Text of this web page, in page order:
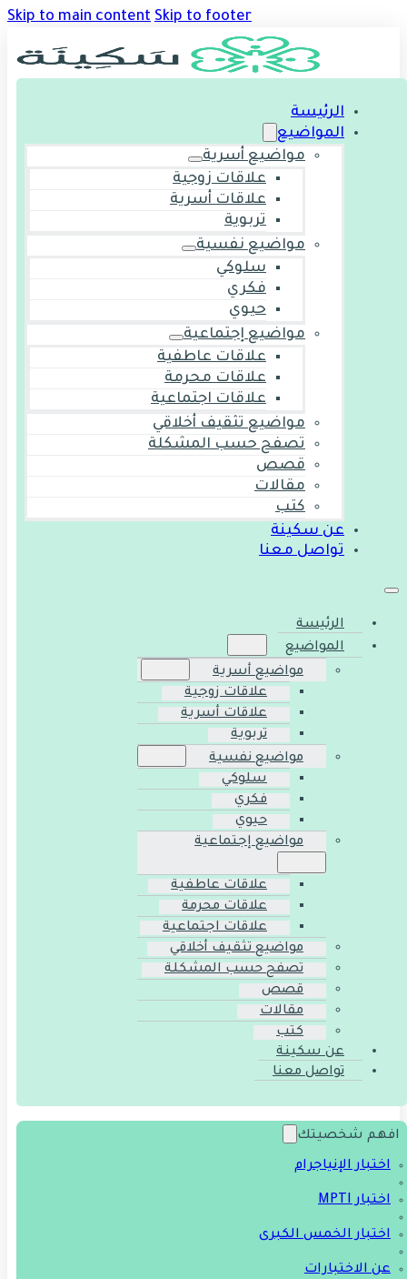
Skip to main content Skip to footer
الرئيسة
المواضيع
مواضيع أسرية
علاقات زوجية
علاقات أسرية
تربوية
مواضيع نفسية
سلوكي
فكري
حيوي
مواضيع إجتماعية
علاقات عاطفية
علاقات محرمة
علاقات اجتماعية
مواضيع تثقيف أخلاقي
تصفح حسب المشكلة
قصص
مقالات
كتب
عن سكينة
تواصل معنا
الرئيسة
المواضيع
مواضيع أسرية
علاقات زوجية
علاقات أسرية
تربوية
مواضيع نفسية
سلوكي
فكري
حيوي
مواضيع إجتماعية
علاقات عاطفية
علاقات محرمة
علاقات اجتماعية
مواضيع تثقيف أخلاقي
تصفح حسب المشكلة
قصص
مقالات
كتب
عن سكينة
تواصل معنا
افهم شخصيتك
اختبار الإنياجرام
اختبار MPTI
اختبار الخمس الكبرى
عن الاختبارات